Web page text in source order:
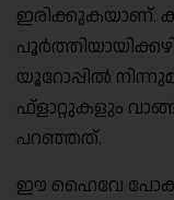
ഇരിക്കുകയാണ്.
യൂറോപ്പിൽ
ഫ്‌ളാറ്റുകളും
പറഞ്ഞത്.
ഈ ഹൈവേ